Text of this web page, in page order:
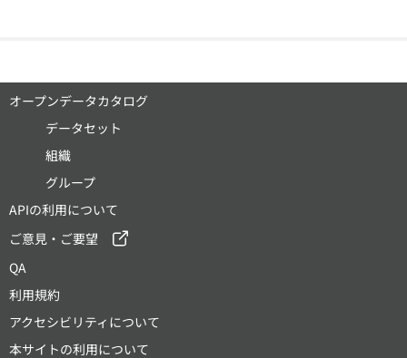
オープンデータカタログ
データセット
組織
グループ
APIの利用について
ご意見・ご要望
QA
利用規約
アクセシビリティについて
本サイトの利用について